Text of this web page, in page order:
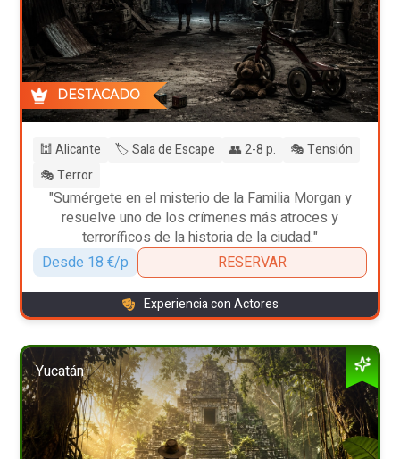
DESTACADO
🕍 Alicante 🏷️ Sala de Escape 👥 2-8 p.
🎭 Tensión
🎭 Terror
"Sumérgete en el misterio de la Familia Morgan y
resuelve uno de los crímenes más atroces y
terroríficos de la historia de la ciudad."
Desde 18 €/p
RESERVAR
Experiencia con Actores
Yucatán